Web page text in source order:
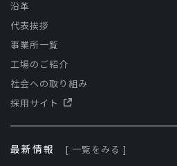
沿革
代表挨拶
事業所一覧
工場のご紹介
社会への取り組み
採用サイト
最新情報
[ 一覧をみる ]